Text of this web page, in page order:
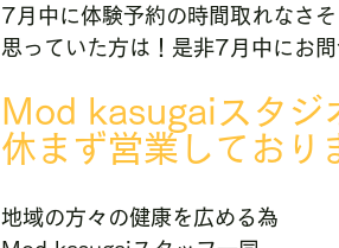
7月中に体験予約の時間取れなさ
思っていた方は！是非7月中にお
Mod kasugaiスタジ
休まず営業しており
地域の方々の健康を広める為